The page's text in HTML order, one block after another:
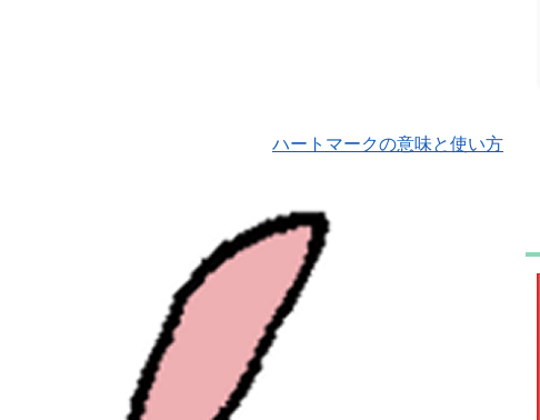
ハートマークの意味と使い方